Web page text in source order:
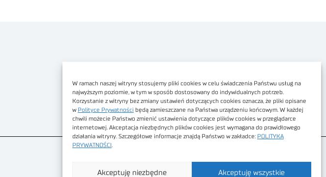
W ramach naszej witryny stosujemy pliki cookies w celu świadczenia Państwu usług na
najwyższym poziomie, w tym w sposób dostosowany do indywidualnych potrzeb.
Korzystanie z witryny bez zmiany ustawień dotyczących cookies oznacza, że pliki opisane
w Polityce Prywatności będą zamieszczane na Państwa urządzeniu końcowym. W każdej
chwili możecie Państwo zmienić ustawienia dotyczące plików cookies w przeglądarce
internetowej. Akceptacja niezbędnych plików cookies jest wymagana do prawidłowego
działania witryny. Szczegółowe informacje znajdą Państwo w zakładce: POLITYKA
PRYWATNOŚCI
Akceptuję wszystkie
Akceptuję niezbędne
Dostępność cyfrowa
Regulamin Portalu
Regulamin sklepu